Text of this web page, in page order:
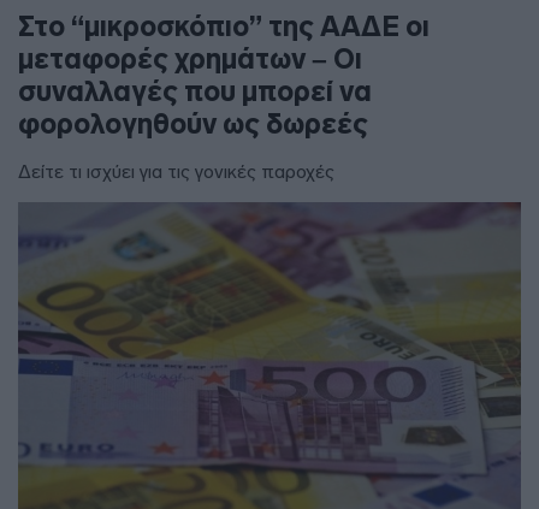
Στο “μικροσκόπιο” της ΑΑΔΕ οι
μεταφορές χρημάτων – Οι
συναλλαγές που μπορεί να
φορολογηθούν ως δωρεές
Δείτε τι ισχύει για τις γονικές παροχές